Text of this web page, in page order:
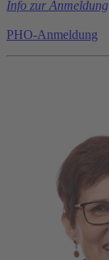
Info zur Anmeldung
PHO-Anmeldung